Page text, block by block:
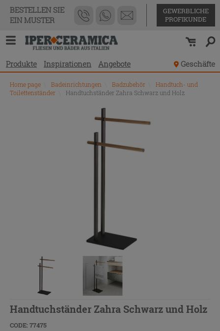
BESTELLEN SIE
EIN MUSTER
GEWERBLICHE
PROFIKUNDE
Produkte Inspirationen Angebote Geschäfte
Home page Badeinrichtungen Badzubehör
Handtuch- und
Toilettenständer
Handtuchständer Zahra Schwarz und Holz
Handtuchständer Zahra Schwarz und Holz
CODE: 77475